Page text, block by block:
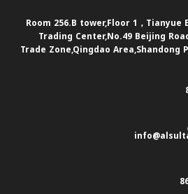
Room 256.B tower,Floor 1，
Trading Center,No.49 Beijing
Trade Zone,Qingdao Area,Shandong